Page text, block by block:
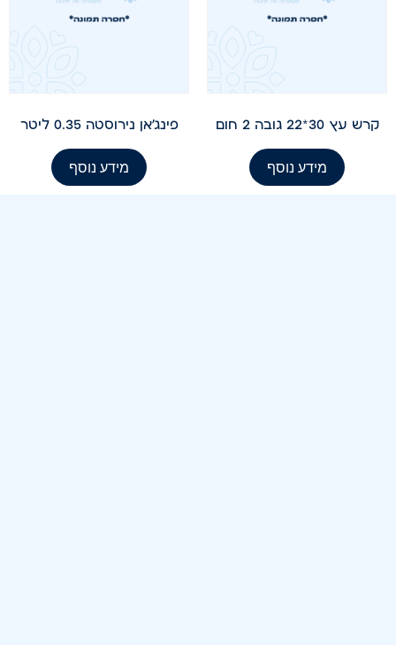
קרש עץ 30*22 גובה 2 חום
מידע נוסף
פינג'אן נירוסטה 0.35 ליטר
מידע נוסף